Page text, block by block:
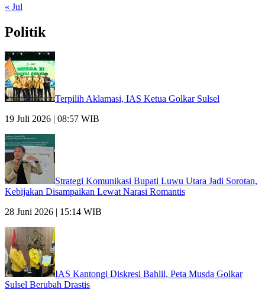
« Jul
Politik
Terpilih Aklamasi, IAS Ketua Golkar Sulsel
19 Juli 2026 | 08:57 WIB
Strategi Komunikasi Bupati Luwu Utara Jadi Sorotan,
Kebijakan Disampaikan Lewat Narasi Romantis
28 Juni 2026 | 15:14 WIB
IAS Kantongi Diskresi Bahlil, Peta Musda Golkar
Sulsel Berubah Drastis